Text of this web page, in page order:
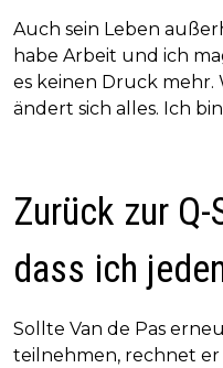
Auch sein Leben
habe Arbeit und ich
es keinen Druck
ändert sich alles. Ich
Zurück zur
dass ich
Sollte Van de Pas
teilnehmen, rechnet